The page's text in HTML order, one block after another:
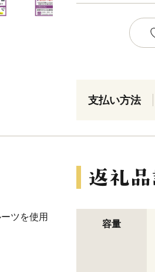
支払い方法
ツを使用
容量